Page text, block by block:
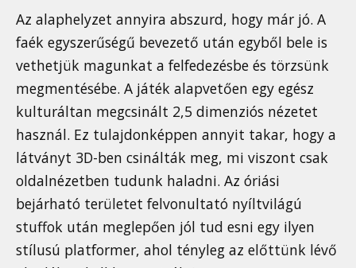
Az alaphelyzet annyira abszurd, hogy már jó. A
faék egyszerűségű bevezető után egyből bele is
vethetjük magunkat a felfedezésbe és törzsünk
megmentésébe. A játék alapvetően egy egész
kulturáltan megcsinált 2,5 dimenziós nézetet
használ. Ez tulajdonképpen annyit takar, hogy a
látványt 3D-ben csinálták meg, mi viszont csak
oldalnézetben tudunk haladni. Az óriási
bejárható területet felvonultató nyíltvilágú
stuffok után meglepően jól tud esni egy ilyen
stílusú platformer, ahol tényleg az előttünk lévő